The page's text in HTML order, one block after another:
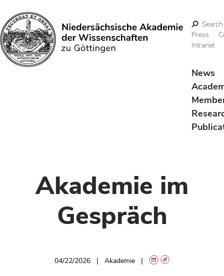
Search
Search
Press
Intranet
News
Akademie im
Gespräch
04/22/2026 Akademie